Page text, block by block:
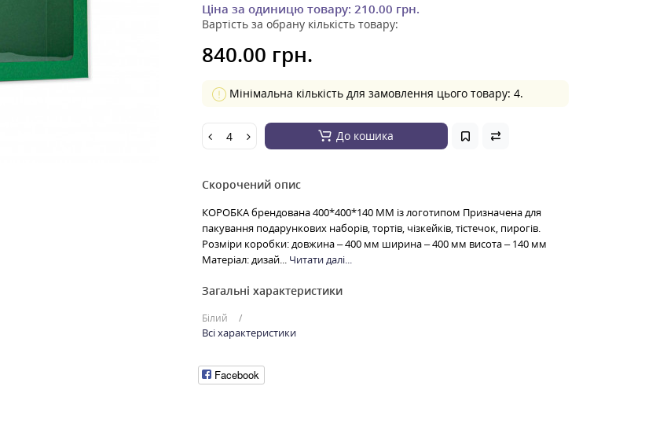
Ціна за одиницю товару: 210.00 грн.
Вартість за обрану кількість товару:
840.00 грн.
Мінімальна кількість для замовлення цього товару: 4.
До кошика
Скорочений опис
КОРОБКА брендована 400*400*140 ММ із логотипом Призначена для
пакування подарункових наборів, тортів, чізкейків, тістечок, пирогів.
Розміри коробки: довжина – 400 мм ширина – 400 мм висота – 140 мм
Матеріал: дизай... Читати далі...
Загальні характеристики
Білий
Всі характеристики
Facebook